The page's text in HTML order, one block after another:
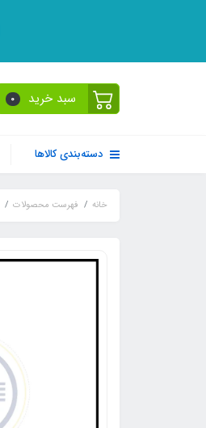
سبد خرید 0
دسته‌بندی کالاها
خانه فهرست محصولات